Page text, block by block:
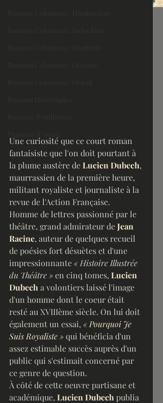
Une curiosité que ce court roman
fantaisiste que l'on doit pourtant à
la plume austère de Lucien Dubech,
maurrassien de la première heure,
militant royaliste et journaliste à la
revue de l'Action Française.
Homme de lettres passionné par le
théâtre, grand admirateur de Jean
Racine, auteur de quelques recueil
de poésies fort désuètes et d'une
impressionnante « Histoire Illustrée
du Théâtre » en cinq tomes, Lucien
Dubech a volontiers laissé l'image
d'un homme dont le coeur était
resté au XVIIIème siècle. On lui doit
également un essai, « Pourquoi Je
Suis Royaliste » qui bénéficia d'un
assez estimable succès auprès d'un
public qui s'estimait concerné par
ce genre de question.
À côté de cette oeuvre partisane et
académique, Lucien Dubech publia